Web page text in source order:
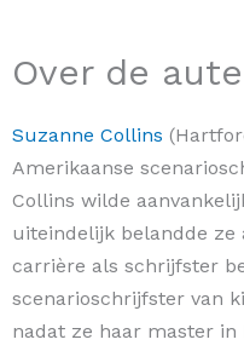
Over de
Suzanne Collins
Amerikaanse
Collins wilde
uiteindelijk belandde ze
carrière als schrijfster
scenarioschrijfster van
nadat ze haar master